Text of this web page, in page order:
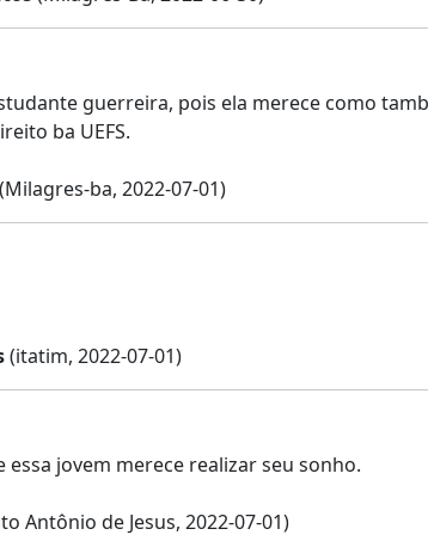
guerreira, pois ela merece como
ba UEFS.
(Milagres-ba, 2022-07-01)
(itatim, 2022-07-01)
jovem merece realizar seu sonho.
Antônio de Jesus, 2022-07-01)